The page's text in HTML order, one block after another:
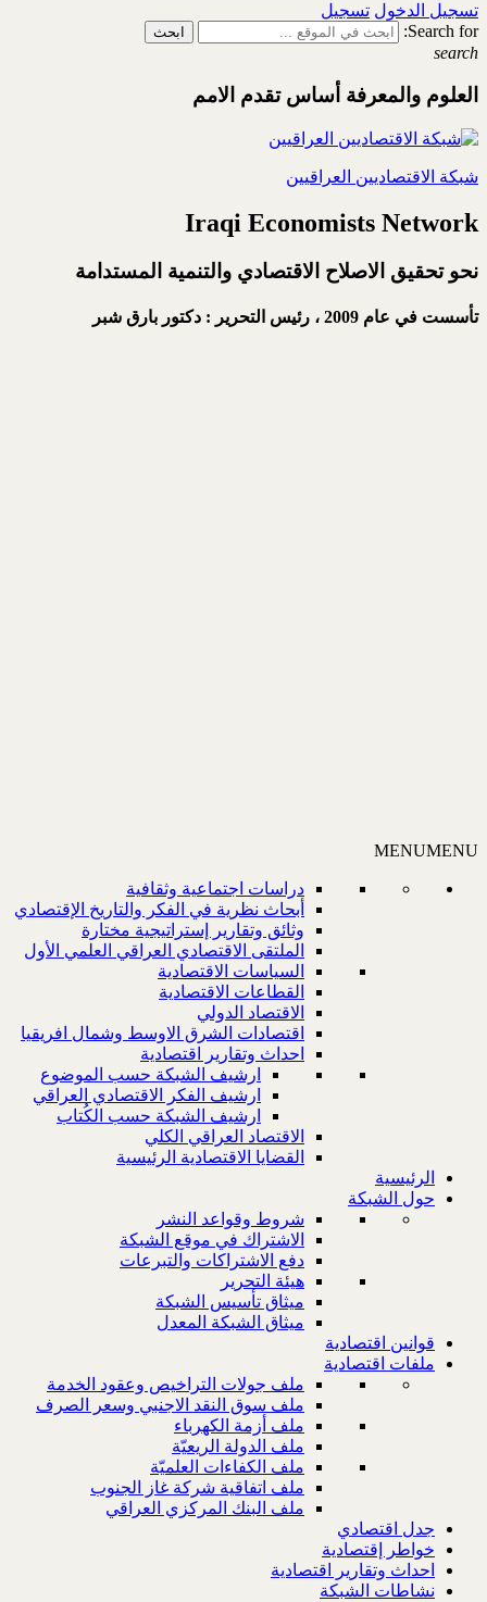
تسجيل الدخول تسجيل
Search for:
search
العلوم والمعرفة أساس تقدم الامم
شبكة الاقتصاديين العراقيين
Iraqi Economists Network
نحو تحقيق الاصلاح الاقتصادي والتنمية المستدامة
تأسست في عام 2009 ، رئيس التحرير : دكتور بارق شبر
MENUMENU
دراسات اجتماعية وثقافية
أبحاث نظرية في الفكر والتاريخ الإقتصادي
وثائق وتقارير إستراتيجية مختارة
الملتقى الاقتصادي العراقي العلمي الأول
السياسات الاقتصادية
القطاعات الاقتصادية
الاقتصاد الدولي
اقتصادات الشرق الاوسط وشمال افريقيا
احداث وتقارير اقتصادية
ارشيف الشبكة حسب الموضوع
ارشيف الفكر الاقتصادي العراقي
ارشيف الشبكة حسب الكُتاب
الاقتصاد العراقي الكلي
القضايا الاقتصادية الرئيسية
الرئيسية
حول الشبكة
شروط وقواعد النشر
الاشتراك في موقع الشبكة
دفع الاشتراكات والتبرعات
هيئة التحرير
ميثاق تأسيس الشبكة
ميثاق الشبكة المعدل
قوانين اقتصادية
ملفات اقتصادية
ملف جولات التراخيص وعقود الخدمة
ملف سوق النقد الاجنبي وسعر الصرف
ملف أزمة الكهرباء
ملف الدولة الريعيّة
ملف الكفاءات العلميّة
ملف اتفاقية شركة غاز الجنوب
ملف البنك المركزي العراقي
جدل اقتصادي
خواطر إقتصادية
احداث وتقارير اقتصادية
نشاطات الشبكة